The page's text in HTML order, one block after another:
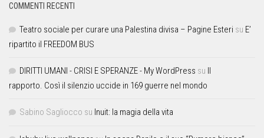
COMMENTI RECENTI
Teatro sociale per curare una Palestina divisa – Pagine Esteri su E’
ripartito il FREEDOM BUS
DIRITTI UMANI - CRISI E SPERANZE - My WordPress su Il
rapporto. Così il silenzio uccide in 169 guerre nel mondo
Sabino Sagliocco su Inuit: la magia della vita